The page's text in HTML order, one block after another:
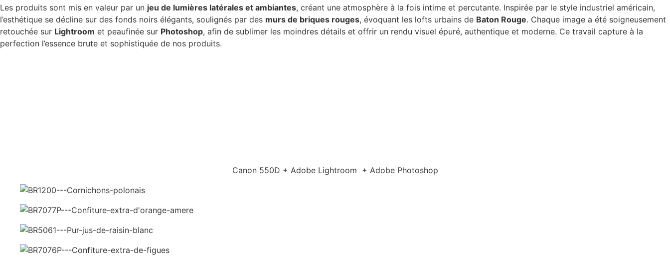
Les produits sont mis en valeur par un jeu de lumières latérales et ambiantes, créant une atmosphère à la fois intime et percutante. Inspirée par le style industriel américain,
l’esthétique se décline sur des fonds noirs élégants, soulignés par des murs de briques rouges, évoquant les lofts urbains de Baton Rouge. Chaque image a été soigneusement
retouchée sur Lightroom et peaufinée sur Photoshop, afin de sublimer les moindres détails et offrir un rendu visuel épuré, authentique et moderne. Ce travail capture à la
perfection l’essence brute et sophistiquée de nos produits.
Canon 550D + Adobe Lightroom + Adobe Photoshop